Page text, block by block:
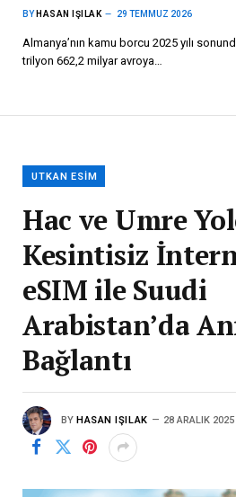
BY HASAN IŞILAK 29 TEMMUZ 2026
Almanya’nın kamu borcu 2025 yılı
trilyon 662,2 milyar avroya…
UTKAN ESIM
Hac ve Umre
Kesintisiz
eSIM ile Suudi
Arabistan’da
Bağlantı
BY HASAN IŞILAK 28 ARALIK 2025